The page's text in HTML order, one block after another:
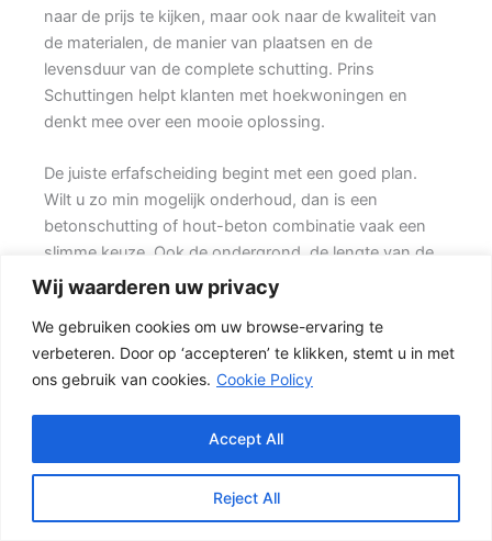
Wij waarderen uw privacy
We gebruiken cookies om uw browse-ervaring te
verbeteren. Door op ‘accepteren’ te klikken, stemt u in met
ons gebruik van cookies. Cookie Policy
Reject All
Accept All
naar de prijs te kijken, maar ook naar de kwaliteit van
de materialen, de manier van plaatsen en de
levensduur van de complete schutting. Prins
Schuttingen helpt klanten met hoekwoningen en
denkt mee over een mooie oplossing.
De juiste erfafscheiding begint met een goed plan.
Wilt u zo min mogelijk onderhoud, dan is een
betonschutting of hout-beton combinatie vaak een
slimme keuze. Ook de ondergrond, de lengte van de
schutting en de aanwezigheid van poorten of hoeken
hebben invloed op de beste oplossing.
Schutting kiezen op basis van uitstraling en gebruik
Een hout-beton schutting is populair omdat deze
beton zorgt voor een sterke basis, terwijl de houten
delen zorgen voor een natuurlijke uitstraling.} Het
resultaat is een stevige tuinafscheiding die netjes oogt